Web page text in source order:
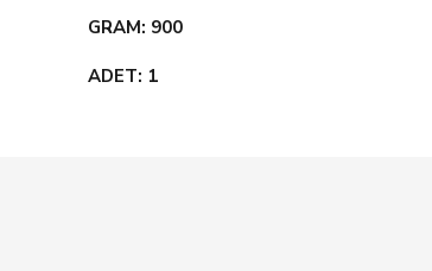
GRAM: 900
ADET: 1